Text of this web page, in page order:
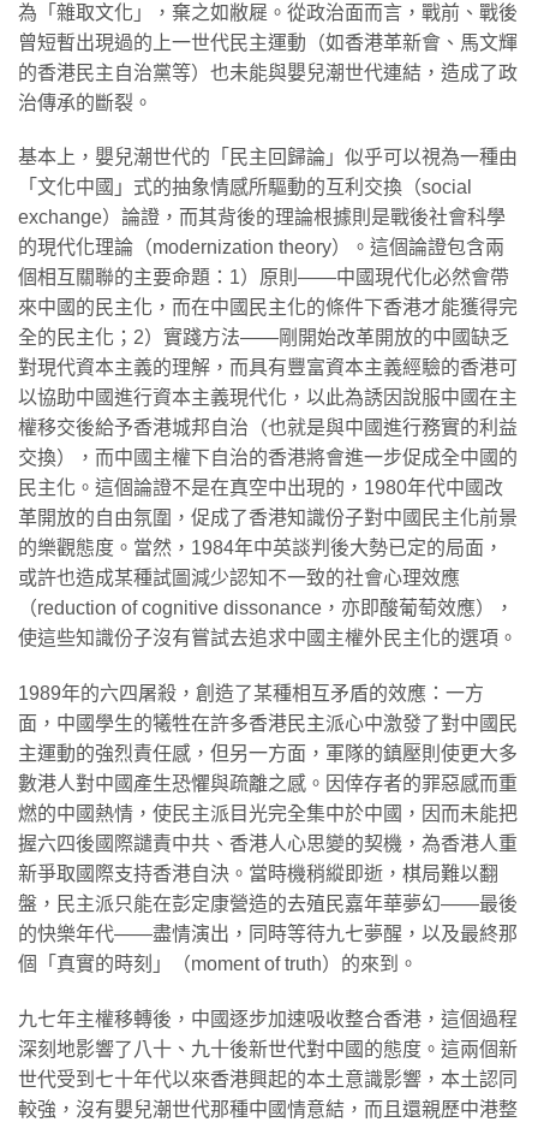
為「雜取文化」，棄之如敝屣。從政治面而言，戰前、戰後
曾短暫出現過的上一世代民主運動（如香港革新會、馬文輝
的香港民主自治黨等）也未能與嬰兒潮世代連結，造成了政
治傳承的斷裂。
基本上，嬰兒潮世代的「民主回歸論」似乎可以視為一種由
「文化中國」式的抽象情感所驅動的互利交換（social
exchange）論證，而其背後的理論根據則是戰後社會科學
的現代化理論（modernization theory）。這個論證包含兩
個相互關聯的主要命題：1）原則——中國現代化必然會帶
來中國的民主化，而在中國民主化的條件下香港才能獲得完
全的民主化；2）實踐方法——剛開始改革開放的中國缺乏
對現代資本主義的理解，而具有豐富資本主義經驗的香港可
以協助中國進行資本主義現代化，以此為誘因說服中國在主
權移交後給予香港城邦自治（也就是與中國進行務實的利益
交換），而中國主權下自治的香港將會進一步促成全中國的
民主化。這個論證不是在真空中出現的，1980年代中國改
革開放的自由氛圍，促成了香港知識份子對中國民主化前景
的樂觀態度。當然，1984年中英談判後大勢已定的局面，
或許也造成某種試圖減少認知不一致的社會心理效應
（reduction of cognitive dissonance，亦即酸葡萄效應），
使這些知識份子沒有嘗試去追求中國主權外民主化的選項。
1989年的六四屠殺，創造了某種相互矛盾的效應：一方
面，中國學生的犧牲在許多香港民主派心中激發了對中國民
主運動的強烈責任感，但另一方面，軍隊的鎮壓則使更大多
數港人對中國產生恐懼與疏離之感。因倖存者的罪惡感而重
燃的中國熱情，使民主派目光完全集中於中國，因而未能把
握六四後國際譴責中共、香港人心思變的契機，為香港人重
新爭取國際支持香港自決。當時機稍縱即逝，棋局難以翻
盤，民主派只能在彭定康營造的去殖民嘉年華夢幻——最後
的快樂年代——盡情演出，同時等待九七夢醒，以及最終那
個「真實的時刻」（moment of truth）的來到。
九七年主權移轉後，中國逐步加速吸收整合香港，這個過程
深刻地影響了八十、九十後新世代對中國的態度。這兩個新
世代受到七十年代以來香港興起的本土意識影響，本土認同
較強，沒有嬰兒潮世代那種中國情意結，而且還親歷中港整